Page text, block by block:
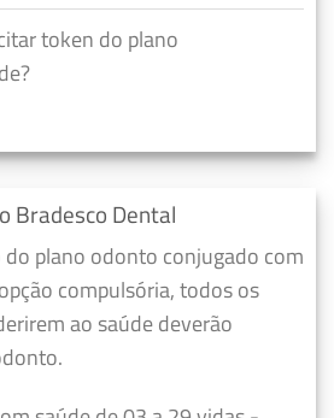
token do plano
Bradesco Dental
plano odonto conjugado com
compulsória, todos os
ao saúde deverão